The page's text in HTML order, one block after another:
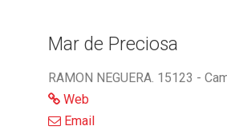
Mar de Preciosa
RAMON NEGUERA. 15123 -
Web
Email